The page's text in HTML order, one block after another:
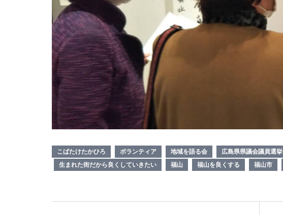
こばたけたかひろ ボランティア 地域を語る会 広島県県議会議員選挙
生まれた街だから良くしていきたい
福山 福山を良くする 福山市